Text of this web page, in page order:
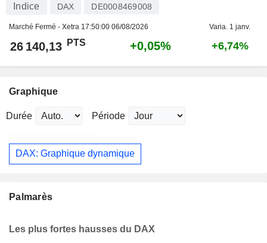
Indice DAX DE0008469008
Marché Fermé - Xetra 17:50:00 06/08/2026 Varia. 1 janv.
26 140,13 PTS +0,05% +6,74%
Graphique
Durée Période
DAX: Graphique dynamique
Palmarès
Les plus fortes hausses du DAX